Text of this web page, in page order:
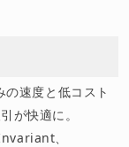
速度と低コスト
が快適に。
、